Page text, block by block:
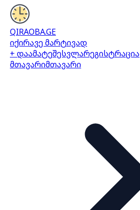
QIRAOBA.GE
იქირავე მარტივად
+ დაამატეშესვლარეგისტრაცია
მთავარიმთავარი